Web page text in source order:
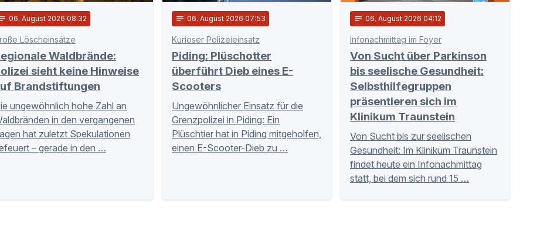
06. August 2026 08:32
Löscheinsätze
Waldbrände:
sieht keine Hinweise
Brandstiftungen
ungewöhnlich hohe Zahl an
in den vergangenen
hat zuletzt Spekulationen
– gerade in den …
notes 06. August 2026 07:53
Kurioser Polizeieinsatz
Piding: Plüschotter
überführt Dieb eines E-
Scooters
Ungewöhnlicher Einsatz für die
Grenzpolizei in Piding: Ein
Plüschtier hat in Piding mitgeholfen,
einen E-Scooter-Dieb zu …
notes 06. August 2026 04:12
Infonachmittag im Foyer
Von Sucht über Parkinson
bis seelische Gesundheit:
Selbsthilfegruppen
präsentieren sich im
Klinikum Traunstein
Von Sucht bis zur seelischen
Gesundheit: Im Klinikum Traunstein
findet heute ein Infonachmittag
statt, bei dem sich rund 15 …